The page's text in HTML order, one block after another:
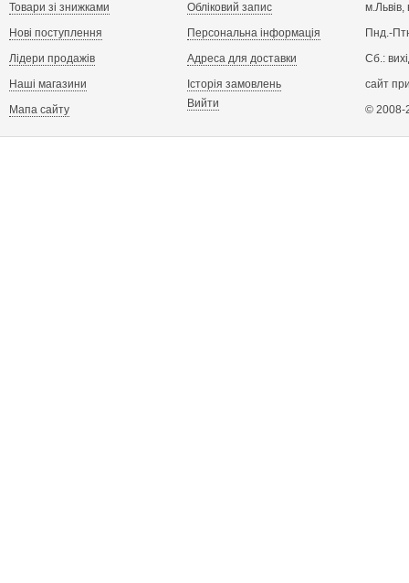
Товари зі знижками
Нові поступлення
Лідери продажів
Наші магазини
Мапа сайту
Обліковий запис
Персональна інформація
Адреса для доставки
Історія замовлень
Вийти
Пнд.-
Сб.:
сайт
© 2008-